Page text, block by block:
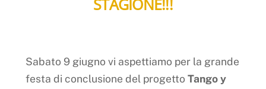
STAGIONE!!!
Sabato 9 giugno vi aspettiamo per la grande
festa di conclusione del progetto Tango y